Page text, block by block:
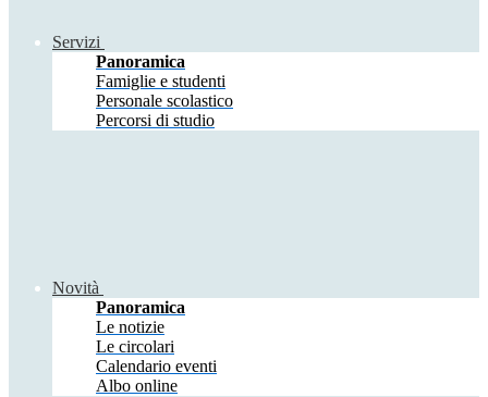
Servizi
Panoramica
Famiglie e studenti
Personale scolastico
Percorsi di studio
Novità
Panoramica
Le notizie
Le circolari
Calendario eventi
Albo online